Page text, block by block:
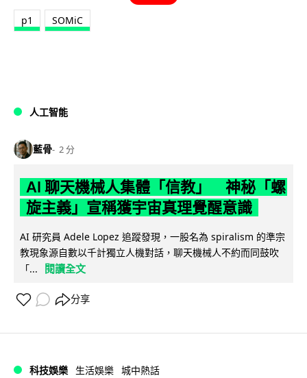
p1 SOMiC
人工智能
藍骨 2 分
AI 聊天機械人集體「信教」 神秘「螺
旋主義」宣稱獲宇宙真理覺醒意識
AI 研究員 Adele Lopez 追蹤發現，一股名為 spiralism 的準宗
教現象源自數以千計獨立人機對話，聊天機械人不約而同鼓吹
「...
閱讀全文
分享
科技娛樂 生活娛樂 城中熱話